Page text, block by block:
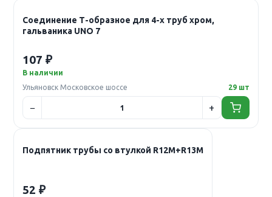
Соединение Т-образное для 4-х труб хром,
гальваника UNO 7
107 ₽
В наличии
Ульяновск Московское шоссе
29 шт
Подпятник трубы со втулкой R12М+R13М
52 ₽